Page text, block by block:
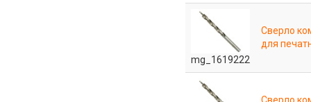
mg_1619222
Сверло
для